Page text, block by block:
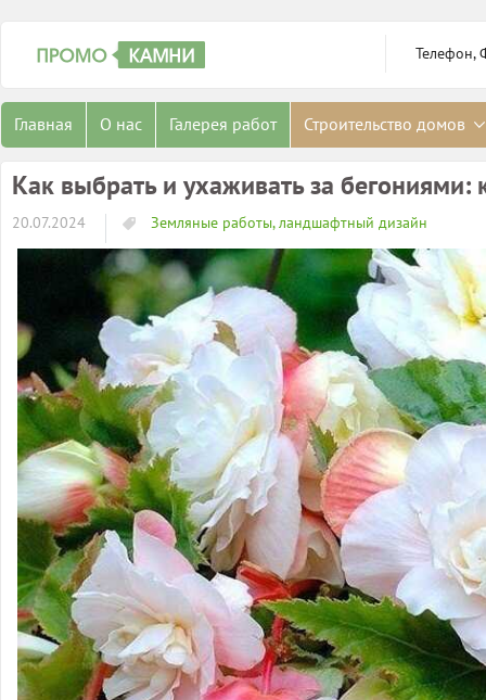
Телефон,
Главная О нас Галерея работ Строительство домов
Как выбрать и ухаживать за бегониями:
20.07.2024 Земляные работы, ландшафтный дизайн